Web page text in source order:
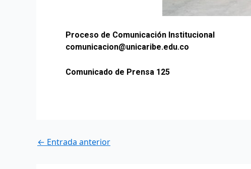
Proceso de Comunicación Institucional
comunicacion@unicaribe.edu.co
Comunicado de Prensa 125
← Entrada anterior